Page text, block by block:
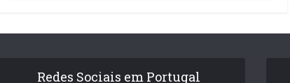
Redes Sociais em Portugal